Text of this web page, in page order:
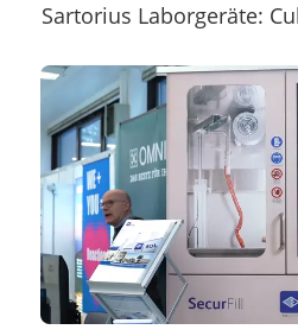
Sartorius Laborgeräte: